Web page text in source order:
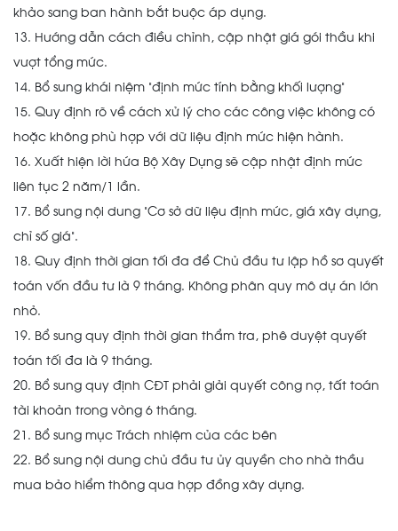
khảo sang ban hành bắt buộc áp dụng.
13. Hướng dẫn cách điều chỉnh, cập nhật giá gói thầu khi
vượt tổng mức.
14. Bổ sung khái niệm “định mức tính bằng khối lượng”
15. Quy định rõ về cách xử lý cho các công việc không có
hoặc không phù hợp với dữ liệu định mức hiện hành.
16. Xuất hiện lời hứa Bộ Xây Dựng sẽ cập nhật định mức
liên tục 2 năm/1 lần.
17. Bổ sung nội dung “Cơ sở dữ liệu định mức, giá xây dựng,
chỉ số giá”.
18. Quy định thời gian tối đa để Chủ đầu tư lập hồ sơ quyết
toán vốn đầu tư là 9 tháng. Không phân quy mô dự án lớn
nhỏ.
19. Bổ sung quy định thời gian thẩm tra, phê duyệt quyết
toán tối đa là 9 tháng.
20. Bổ sung quy định CĐT phải giải quyết công nợ, tất toán
tài khoản trong vòng 6 tháng.
21. Bổ sung mục Trách nhiệm của các bên
22. Bổ sung nội dung chủ đầu tư ủy quyền cho nhà thầu
mua bảo hiểm thông qua hợp đồng xây dựng.